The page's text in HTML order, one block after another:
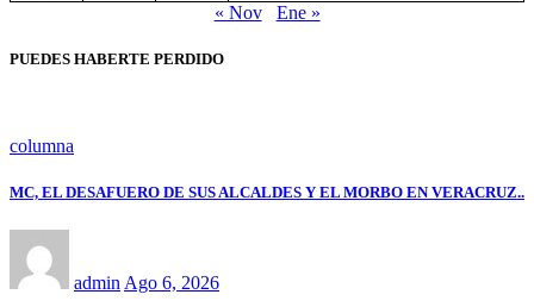
« Nov
Ene »
PUEDES HABERTE PERDIDO
columna
MC, EL DESAFUERO DE SUS ALCALDES Y EL MORBO EN VERACRUZ..
admin Ago 6, 2026